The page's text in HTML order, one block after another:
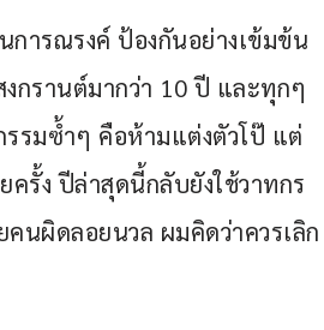
การณรงค์ ป้องกันอย่างเข้มข้น
กรานต์มากว่า 10 ปี และทุกๆ
รรมซ้ำๆ คือห้ามแต่งตัวโป๊ แต่
รั้ง ปีล่าสุดนี้กลับยังใช้วาทกร
นผิดลอยนวล ผมคิดว่าควรเลิก